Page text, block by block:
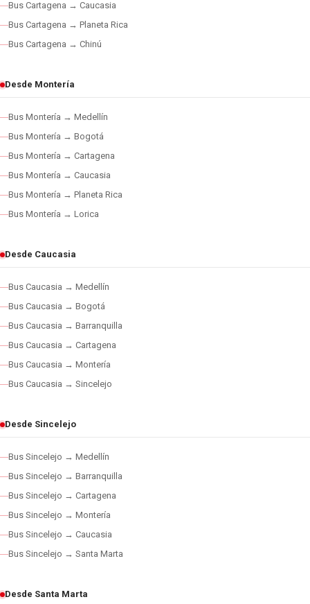
Bus Cartagena → Caucasia
Bus Cartagena → Planeta Rica
Bus Cartagena → Chinú
Desde Montería
Bus Montería → Medellín
Bus Montería → Bogotá
Bus Montería → Cartagena
Bus Montería → Caucasia
Bus Montería → Planeta Rica
Bus Montería → Lorica
Desde Caucasia
Bus Caucasia → Medellín
Bus Caucasia → Bogotá
Bus Caucasia → Barranquilla
Bus Caucasia → Cartagena
Bus Caucasia → Montería
Bus Caucasia → Sincelejo
Desde Sincelejo
Bus Sincelejo → Medellín
Bus Sincelejo → Barranquilla
Bus Sincelejo → Cartagena
Bus Sincelejo → Montería
Bus Sincelejo → Caucasia
Bus Sincelejo → Santa Marta
Desde Santa Marta